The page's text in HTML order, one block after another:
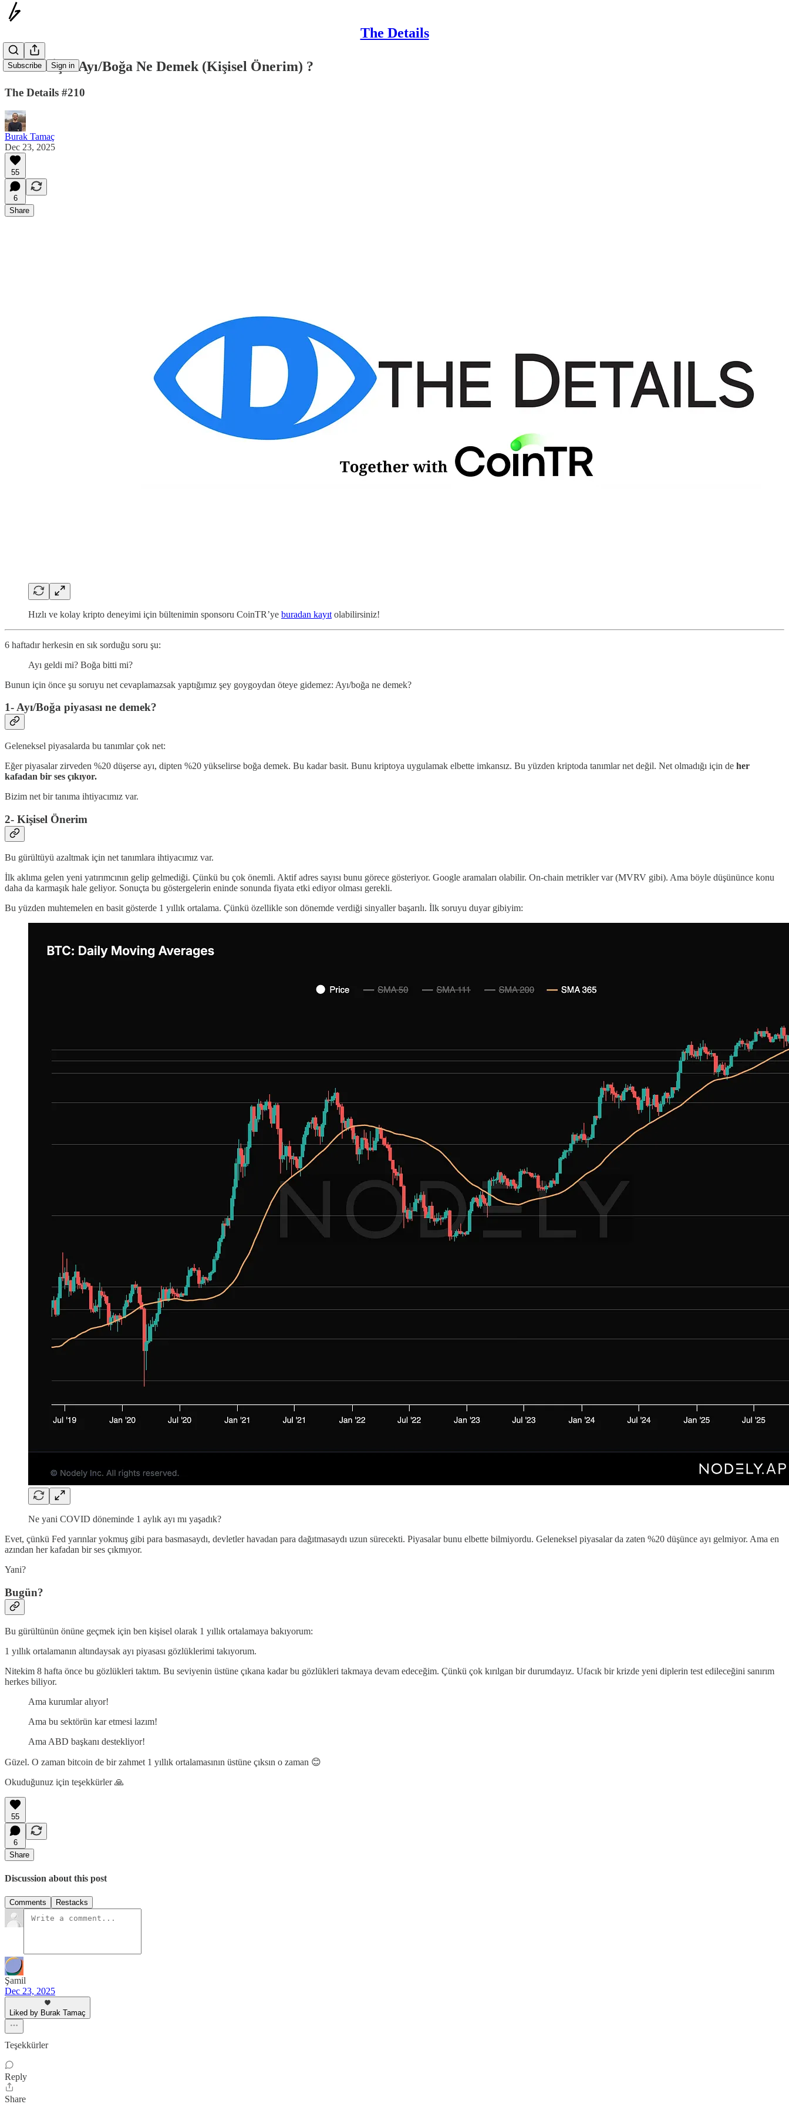
The Details
Subscribe Sign in
Bitcoin İçin Ayı/Boğa Ne Demek (Kişisel Önerim) ?
The Details #210
Burak Tamaç
Dec 23, 2025
55
6
Share
Hızlı ve kolay kripto deneyimi için bültenimin sponsoru CoinTR’ye buradan kayıt olabilirsiniz!
6 haftadır herkesin en sık sorduğu soru şu:
Ayı geldi mi? Boğa bitti mi?
Bunun için önce şu soruyu net cevaplamazsak yaptığımız şey goygoydan öteye gidemez: Ayı/boğa ne demek?
1- Ayı/Boğa piyasası ne demek?
Geleneksel piyasalarda bu tanımlar çok net:
Eğer piyasalar zirveden %20 düşerse ayı, dipten %20 yükselirse boğa demek. Bu kadar basit. Bunu kriptoya uygulamak elbette imkansız. Bu yüzden kriptoda tanımlar net değil. Net olmadığı için de her
kafadan bir ses çıkıyor.
Bizim net bir tanıma ihtiyacımız var.
2- Kişisel Önerim
Bu gürültüyü azaltmak için net tanımlara ihtiyacımız var.
İlk aklıma gelen yeni yatırımcının gelip gelmediği. Çünkü bu çok önemli. Aktif adres sayısı bunu görece gösteriyor. Google aramaları olabilir. On-chain metrikler var (MVRV gibi). Ama böyle düşününce konu
daha da karmaşık hale geliyor. Sonuçta bu göstergelerin eninde sonunda fiyata etki ediyor olması gerekli.
Bu yüzden muhtemelen en basit gösterde 1 yıllık ortalama. Çünkü özellikle son dönemde verdiği sinyaller başarılı. İlk soruyu duyar gibiyim:
Ne yani COVID döneminde 1 aylık ayı mı yaşadık?
Evet, çünkü Fed yarınlar yokmuş gibi para basmasaydı, devletler havadan para dağıtmasaydı uzun sürecekti. Piyasalar bunu elbette bilmiyordu. Geleneksel piyasalar da zaten %20 düşünce ayı gelmiyor. Ama en
azından her kafadan bir ses çıkmıyor.
Yani?
Bugün?
Bu gürültünün önüne geçmek için ben kişisel olarak 1 yıllık ortalamaya bakıyorum:
1 yıllık ortalamanın altındaysak ayı piyasası gözlüklerimi takıyorum.
Nitekim 8 hafta önce bu gözlükleri taktım. Bu seviyenin üstüne çıkana kadar bu gözlükleri takmaya devam edeceğim. Çünkü çok kırılgan bir durumdayız. Ufacık bir krizde yeni diplerin test edileceğini sanırım
herkes biliyor.
Ama kurumlar alıyor!
Ama bu sektörün kar etmesi lazım!
Ama ABD başkanı destekliyor!
Güzel. O zaman bitcoin de bir zahmet 1 yıllık ortalamasının üstüne çıksın o zaman 😊
Okuduğunuz için teşekkürler 🙏
55
6
Share
Discussion about this post
Comments Restacks
Şamil
Dec 23, 2025
Liked by Burak Tamaç
Teşekkürler
Reply
Share